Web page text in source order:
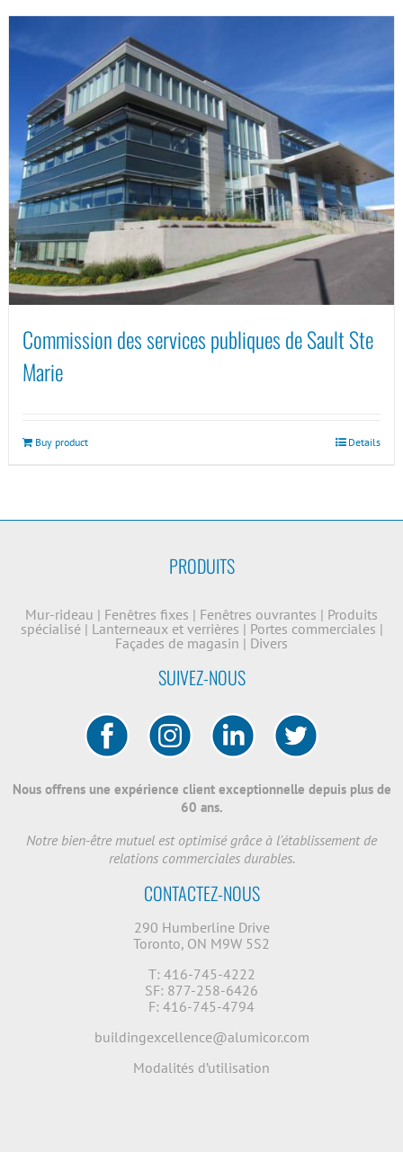
Commission des services publiques de Sault Ste
Marie
Buy product Details
PRODUITS
Mur-rideau | Fenêtres fixes | Fenêtres ouvrantes | Produits
spécialisé | Lanterneaux et verrières | Portes commerciales |
Façades de magasin | Divers
SUIVEZ-NOUS
Nous offrens une expérience client exceptionnelle depuis plus de
60 ans.
Notre bien-être mutuel est optimisé grâce à l'établissement de
relations commerciales durables.
CONTACTEZ-NOUS
290 Humberline Drive
Toronto, ON M9W 5S2
T: 416-745-4222
SF: 877-258-6426
F: 416-745-4794
buildingexcellence@alumicor.com
Modalités d’utilisation